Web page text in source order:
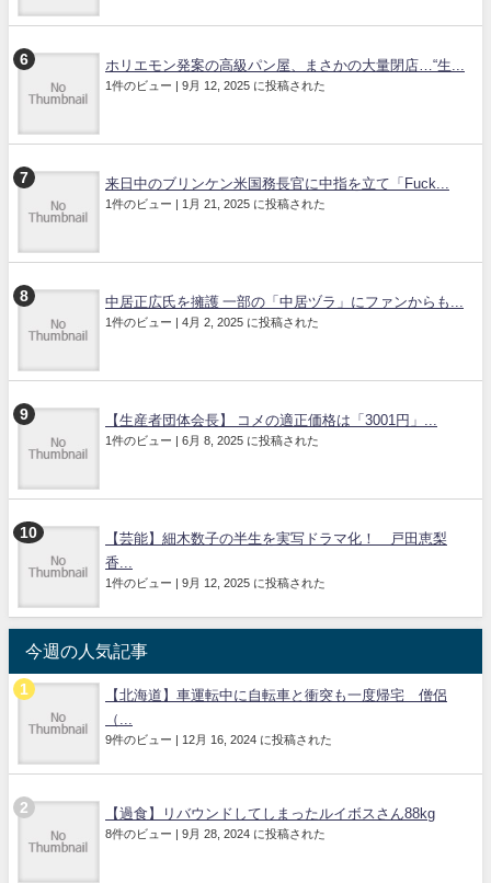
ホリエモン発案の高級パン屋、まさかの大量閉店…“生...
1件のビュー 9月 12, 2025 に投稿された
来日中のブリンケン米国務長官に中指を立て「Fuck...
1件のビュー 1月 21, 2025 に投稿された
中居正広氏を擁護 一部の「中居ヅラ」にファンからも...
1件のビュー 4月 2, 2025 に投稿された
【生産者団体会長】 コメの適正価格は「3001円」...
1件のビュー 6月 8, 2025 に投稿された
【芸能】細木数子の半生を実写ドラマ化！ 戸田恵梨
香...
1件のビュー 9月 12, 2025 に投稿された
今週の人気記事
【北海道】車運転中に自転車と衝突も一度帰宅 僧侶
（...
9件のビュー 12月 16, 2024 に投稿された
【過食】リバウンドしてしまったルイボスさん88kg
8件のビュー 9月 28, 2024 に投稿された